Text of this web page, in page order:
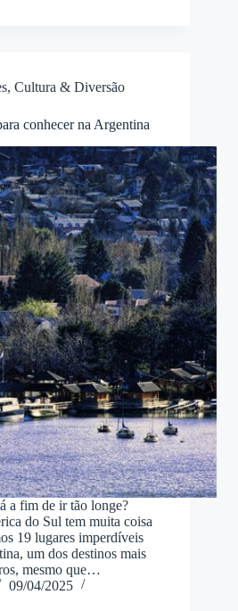
Cultura & Diversão
conhecer na Argentina
a fim de ir tão longe?
do Sul tem muita coisa
19 lugares imperdíveis
um dos destinos mais
mesmo que…
09/04/2025